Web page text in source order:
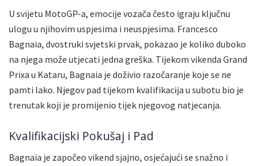
U svijetu MotoGP-a, emocije vozača često igraju ključnu
ulogu u njihovim uspjesima i neuspjesima. Francesco
Bagnaia, dvostruki svjetski prvak, pokazao je koliko duboko
na njega može utjecati jedna greška. Tijekom vikenda Grand
Prixa u Kataru, Bagnaia je doživio razočaranje koje se ne
pamti lako. Njegov pad tijekom kvalifikacija u subotu bio je
trenutak koji je promijenio tijek njegovog natjecanja.
Kvalifikacijski Pokušaj i Pad
Bagnaia je započeo vikend sjajno, osjećajući se snažno i